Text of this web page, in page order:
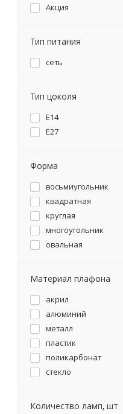
шинопровод
Акция
Тип питания
сеть
Тип цоколя
Е14
Е27
Форма
восьмиугольник
квадратная
круглая
многоугольник
овальная
Материал плафона
акрил
алюминий
металл
пластик
поликарбонат
стекло
Количество ламп, шт